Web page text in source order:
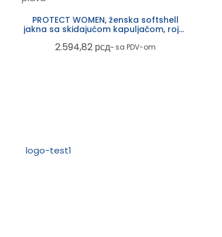
PROTECT WOMEN, ženska softshell
jakna sa skidajućom kapuljačom, rojal
2.594,82 рсд~ sa PDV-om